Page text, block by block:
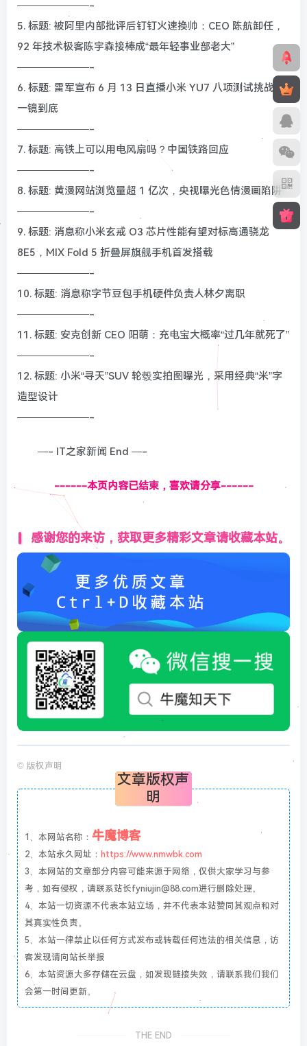
———————-
5. 标题: 被阿里内部批评后钉钉火速换帅：CEO 陈航卸任，
92 年技术极客陈宇森接棒成“最年轻事业部老大”
———————-
6. 标题: 雷军宣布 6 月 13 日直播小米 YU7 八项测试挑战，
一镜到底
———————-
7. 标题: 高铁上可以用电风扇吗？中国铁路回应
———————-
8. 标题: 黄漫网站浏览量超 1 亿次，央视曝光色情漫画陷阱
———————-
9. 标题: 消息称小米玄戒 O3 芯片性能有望对标高通骁龙
8E5，MIX Fold 5 折叠屏旗舰手机首发搭载
———————-
10. 标题: 消息称字节豆包手机硬件负责人林夕离职
———————-
11. 标题: 安克创新 CEO 阳萌：充电宝大概率“过几年就死了”
———————-
12. 标题: 小米“寻天”SUV 轮毂实拍图曝光，采用经典“米”字
造型设计
———————-
—- IT之家新闻 End —-
------本页内容已结束，喜欢请分享------
感谢您的来访，获取更多精彩文章请收藏本站。
© 版权声明
文章版权声
明
1、本网站名称： 牛魔博客
2、本站永久网址： https://www.nmwbk.com
3、本网站的文章部分内容可能来源于网络，仅供大家学习与参
考，如有侵权，请联系站长fyniujin@88.com进行删除处理。
4、本站一切资源不代表本站立场，并不代表本站赞同其观点和对
其真实性负责。
5、本站一律禁止以任何方式发布或转载任何违法的相关信息，访
客发现请向站长举报
6、本站资源大多存储在云盘，如发现链接失效，请联系我们我们
会第一时间更新。
THE END